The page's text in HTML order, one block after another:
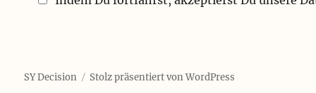
SY Decision Stolz präsentiert von WordPress